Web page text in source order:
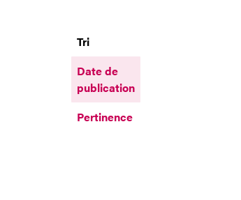
Tri
Date de
publication
Pertinence